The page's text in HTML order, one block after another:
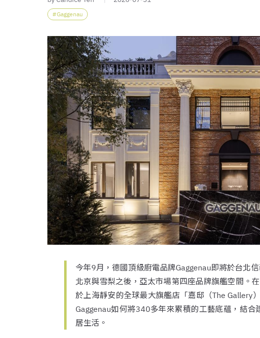
Gaggenau
今年9月，德國頂級廚電品牌Gaggenau即將於台北
北京與雪梨之後，亞太市場第四座品牌旗艦空間。
於上海靜安的全球最大旗艦店「嘉邸（The Gallery
Gaggenau如何將340多年來累積的工藝底蘊，結
居生活。